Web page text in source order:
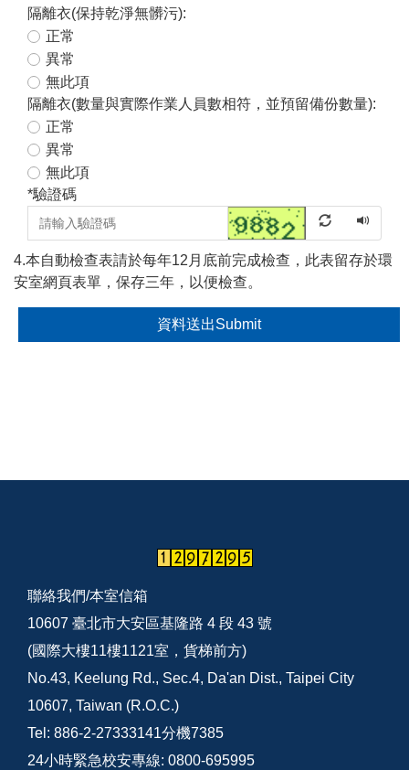
隔離衣(保持乾淨無髒污):
正常
異常
無此項
隔離衣(數量與實際作業人員數相符，並預留備份數量):
正常
異常
無此項
*驗證碼
4.本自動檢查表請於每年12月底前完成檢查，此表留存於環
安室網頁表單，保存三年，以便檢查。
資料送出Submit
聯絡我們/本室信箱
10607 臺北市大安區基隆路 4 段 43 號
(國際大樓11樓1121室，貨梯前方)
No.43, Keelung Rd., Sec.4, Da'an Dist., Taipei City
10607, Taiwan (R.O.C.)
Tel: 886-2-27333141分機7385
24小時緊急校安專線: 0800-695995